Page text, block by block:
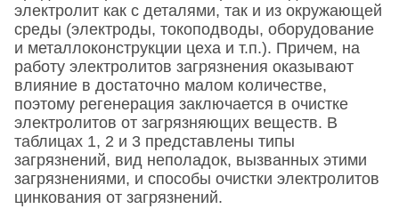
электролит как с деталями, так и из окружающей
среды (электроды, токоподводы, оборудование
и металлоконструкции цеха и т.п.). Причем, на
работу электролитов загрязнения оказывают
влияние в достаточно малом количестве,
поэтому регенерация заключается в очистке
электролитов от загрязняющих веществ. В
таблицах 1, 2 и 3 представлены типы
загрязнений, вид неполадок, вызванных этими
загрязнениями, и способы очистки электролитов
цинкования от загрязнений.